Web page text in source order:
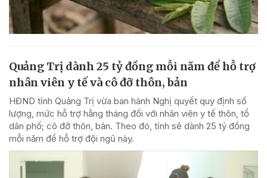
Quảng Trị dành 25 tỷ đồng mỗi năm để hỗ trợ
nhân viên y tế và cô đỡ thôn, bản
HĐND tỉnh Quảng Trị vừa ban hành Nghị quyết quy định số
lượng, mức hỗ trợ hằng tháng đối với nhân viên y tế thôn, tổ
dân phố; cô đỡ thôn, bản. Theo đó, tỉnh sẽ dành 25 tỷ đồng
mỗi năm để hỗ trợ đội ngũ này.